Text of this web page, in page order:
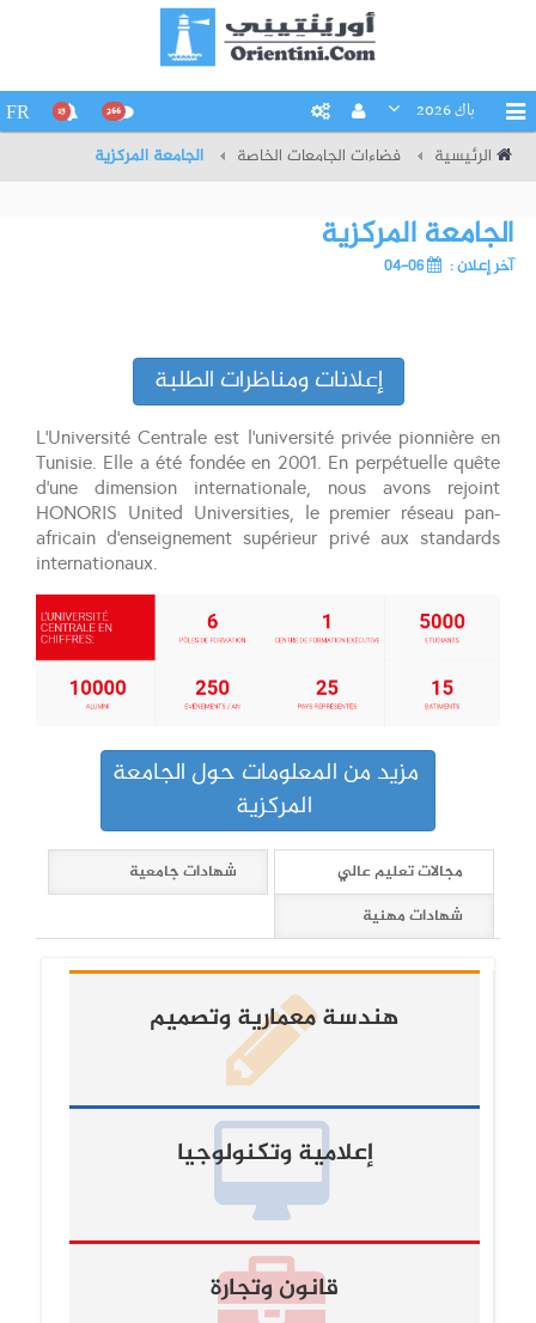
باك 2026 266
15
FR
الرئيسية فضاءات الجامعات الخاصة الجامعة المركزية
الجامعة المركزية
آخر إعلان : 06-04
إعلانات ومناظرات الطلبة
L’Université Centrale est l'université privée pionnière en
Tunisie. Elle a été fondée en 2001. En perpétuelle quête
d'une dimension internationale, nous avons rejoint
HONORIS United Universities, le premier réseau pan-
africain d’enseignement supérieur privé aux standards
internationaux.
مزيد من المعلومات حول الجامعة
المركزية
مجالات تعليم عالي
شهادات جامعية
شهادات مهنية
هندسة معمارية وتصميم
إعلامية وتكنولوجيا
قانون وتجارة